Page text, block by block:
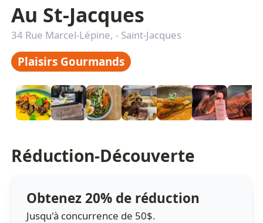
Au St-Jacques
34 Rue Marcel-Lépine, - Saint-Jacques
Plaisirs Gourmands
Réduction-Découverte
Obtenez 20% de réduction
Jusqu'à concurrence de 50$.